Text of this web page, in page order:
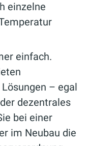
einzelne
einfach.
– egal
dezentrales
bei einer
im Neubau die